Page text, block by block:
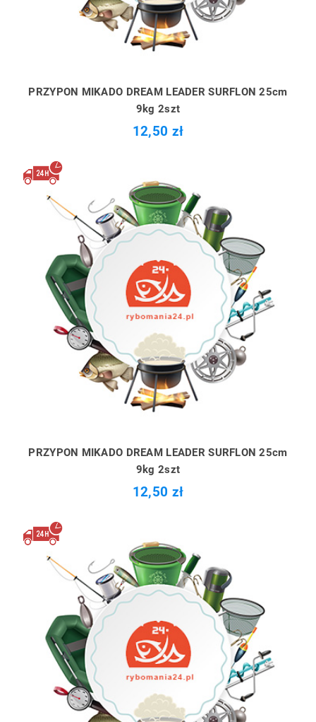
PRZYPON MIKADO DREAM LEADER SURFLON 25cm
9kg 2szt
12,50 zł
PRZYPON MIKADO DREAM LEADER SURFLON 25cm
9kg 2szt
12,50 zł